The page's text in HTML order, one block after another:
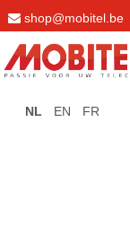
shop@mobitel.be
NL EN FR